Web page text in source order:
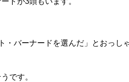
・バーナードを選んだ」とおっし
です。